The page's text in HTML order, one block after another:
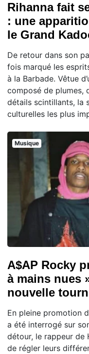
Rihanna fait
: une
le Grand
De retour dans son
fois marqué les
à la Barbade. Vêtue
composé de plumes,
détails scintillants, la
culturelles les plus
Musique
A$AP Rocky
à mains nues
nouvelle
En pleine promotion
a été interrogé sur
détour, le rappeur de
de régler leurs